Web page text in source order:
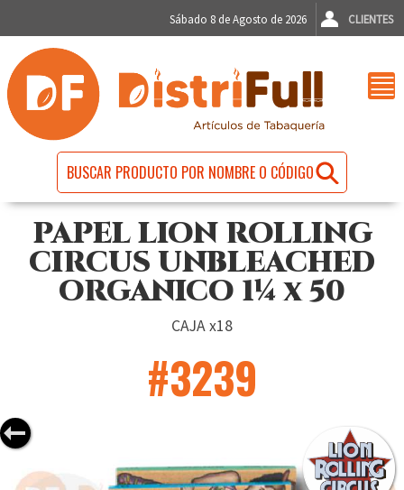
Sábado 8 de Agosto de 2026 CLIENTES
PAPEL LION ROLLING
CIRCUS UNBLEACHED
ORGANICO 1¼ x 50
CAJA x18
#3239